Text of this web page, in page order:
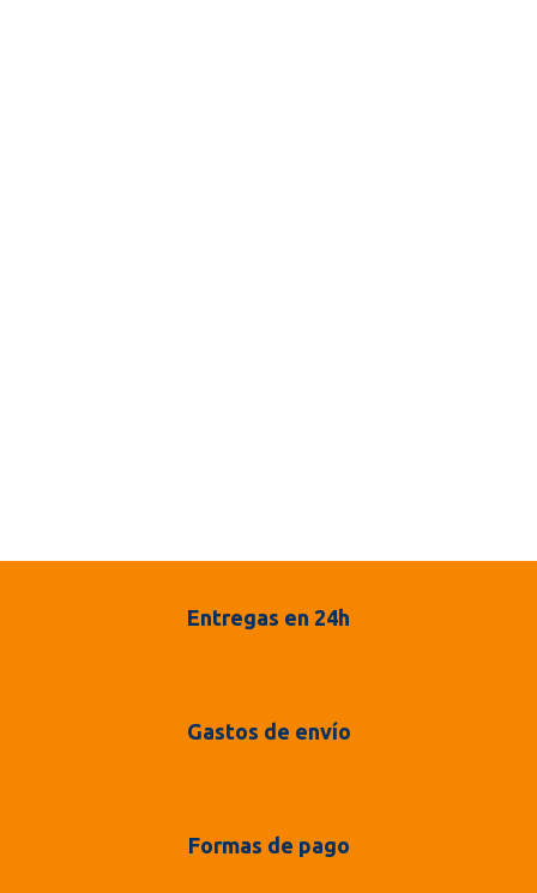
Entregas en 24h
Gastos de envío
Formas de pago